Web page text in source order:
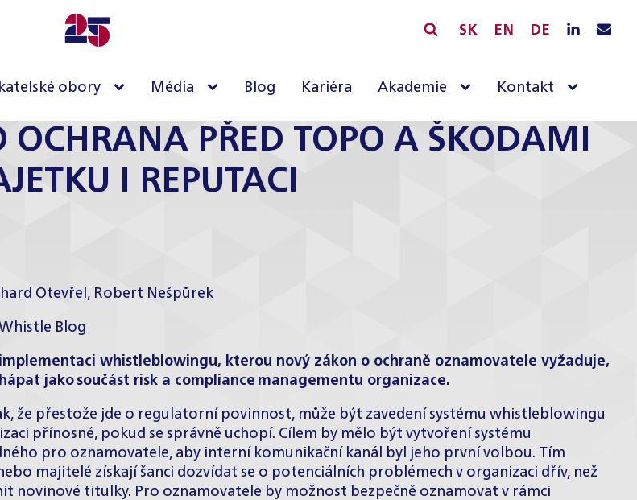
SK EN DE
obory Média Blog Kariéra Akademie Kontakt
OCHRANA PŘED TOPO A ŠKODAMI
I REPUTACI
Otevřel , Robert Nešpůrek
Blog
whistleblowingu, kterou nový zákon o ochraně oznamovatele vyžaduje,
jako součást risk a compliance managementu organizace.
že přestože jde o regulatorní povinnost, může být zavedení systému whistleblowingu
přínosné, pokud se správně uchopí. Cílem by mělo být vytvoření systému
pro oznamovatele, aby interní komunikační kanál byl jeho první volbou. Tím
majitelé získají šanci dozvídat se o potenciálních problémech v organizaci dřív, než
novinové titulky. Pro oznamovatele by možnost bezpečně oznamovat v rámci